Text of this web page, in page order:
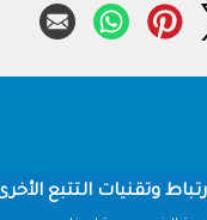
وتقنيات التتبع